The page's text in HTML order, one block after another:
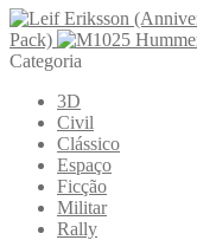
Pack)
Categoria
3D
Civil
Clássico
Espaço
Ficção
Militar
Rally